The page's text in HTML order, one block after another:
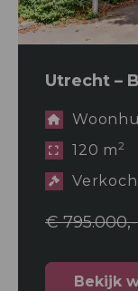
Utrecht –
120 m2
€
Bekijk